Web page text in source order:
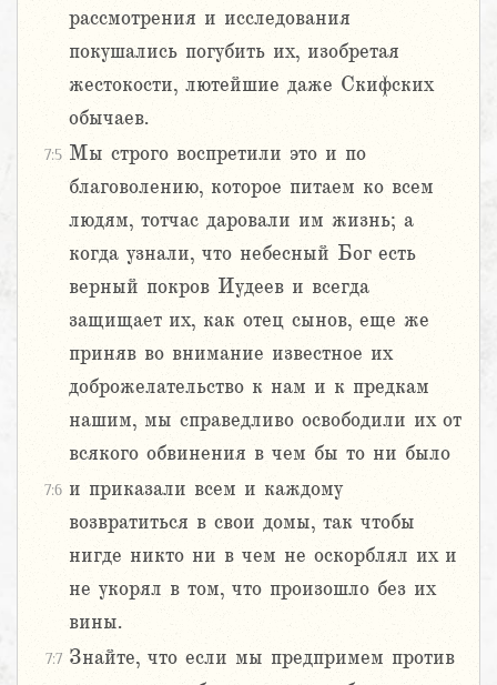
рассмотрения и исследования
покушались погубить их, изобретая
жестокости, лютейшие даже Скифских
обычаев.
7:5 Мы строго воспретили это и по
благоволению, которое питаем ко всем
людям, тотчас даровали им жизнь; а
когда узнали, что небесный Бог есть
верный покров Иудеев и всегда
защищает их, как отец сынов, еще же
приняв во внимание известное их
доброжелательство к нам и к предкам
нашим, мы справедливо освободили их от
всякого обвинения в чем бы то ни было
7:6 и приказали всем и каждому
возвратиться в свои домы, так чтобы
нигде никто ни в чем не оскорблял их и
не укорял в том, что произошло без их
вины.
7:7 Знайте, что если мы предпримем против